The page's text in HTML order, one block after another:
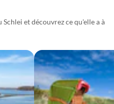
et découvrez ce qu'elle a à